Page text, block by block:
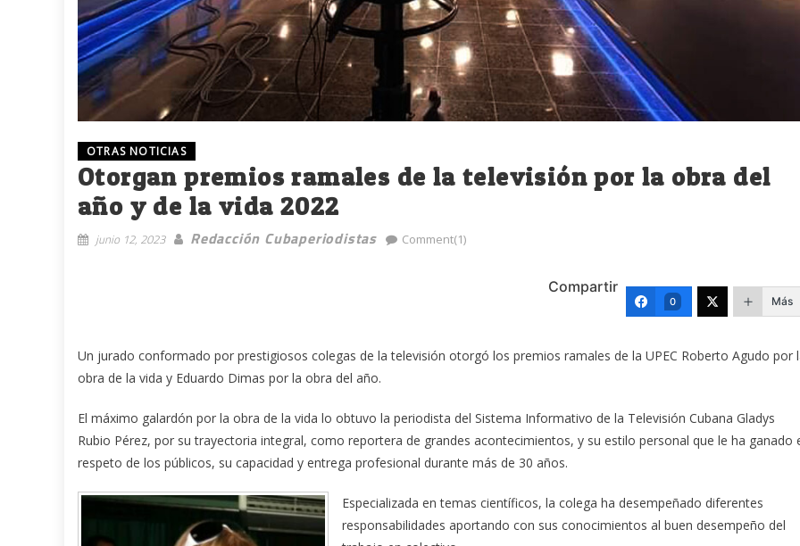
OTRAS NOTICIAS
Otorgan premios ramales de la televisión por la obra del
año y de la vida 2022
junio 12, 2023 Redacción Cubaperiodistas Comment(1)
Compartir
0 Más
Un jurado conformado por prestigiosos colegas de la televisión otorgó los premios ramales de la UPEC Roberto Agudo por
obra de la vida y Eduardo Dimas por la obra del año.
El máximo galardón por la obra de la vida lo obtuvo la periodista del Sistema Informativo de la Televisión Cubana Gladys
Rubio Pérez, por su trayectoria integral, como reportera de grandes acontecimientos, y su estilo personal que le ha ganado
respeto de los públicos, su capacidad y entrega profesional durante más de 30 años.
Especializada en temas científicos, la colega ha desempeñado diferentes
responsabilidades aportando con sus conocimientos al buen desempeño del